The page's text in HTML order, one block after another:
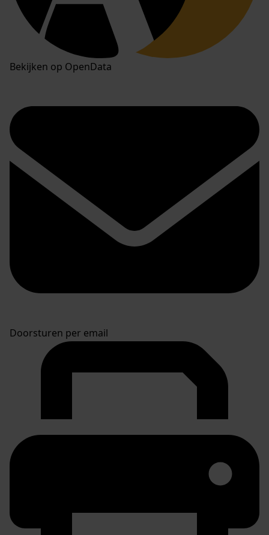
Bekijken op OpenData
Doorsturen per email